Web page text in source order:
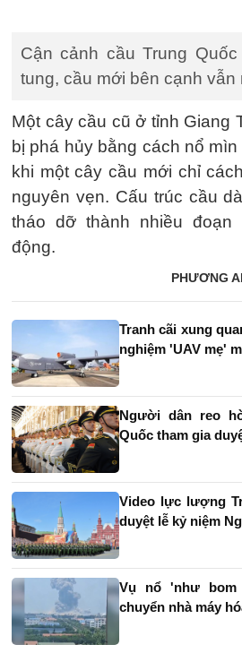
Cận cảnh cầu Trung
tung, cầu mới bên cạnh vẫn
Một cây cầu cũ ở tỉnh Giang
bị phá hủy bằng cách nổ
khi một cây cầu mới chỉ
nguyên vẹn. Cấu trúc cầu
tháo dỡ thành nhiều đoạn
động.
PHƯƠNG
Tranh cãi xung
nghiệm 'UAV mẹ'
Người dân reo
Quốc tham gia
Video lực lượng
duyệt lễ kỷ niệm
Vụ nổ 'như
chuyển nhà máy